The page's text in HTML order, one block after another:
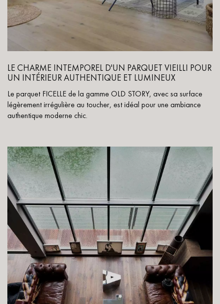
LE CHARME INTEMPOREL D'UN PARQUET VIEILLI POUR
UN INTÉRIEUR AUTHENTIQUE ET LUMINEUX
Le parquet FICELLE de la gamme OLD STORY, avec sa surface
légèrement irrégulière au toucher, est idéal pour une ambiance
authentique moderne chic.